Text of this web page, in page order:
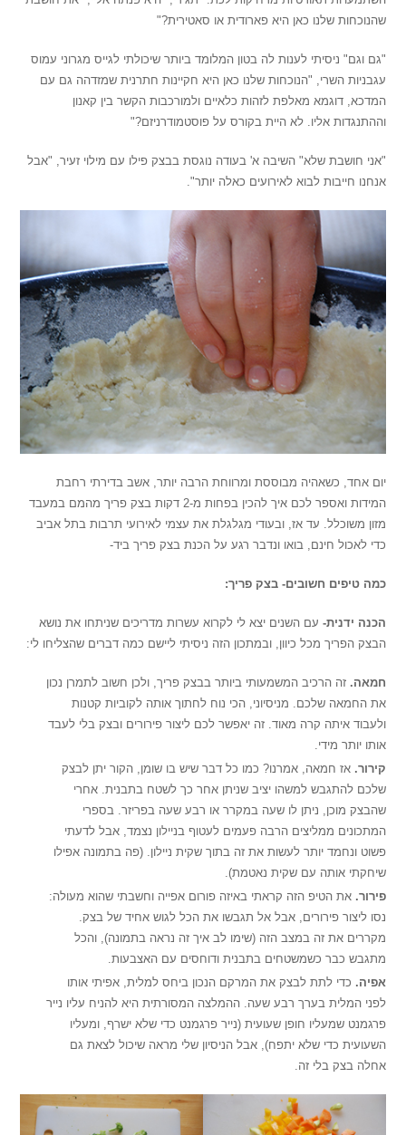
שהנוכחות שלנו כאן היא פארודית או סאטירית?"
"גם וגם" ניסיתי לענות לה בטון המלומד ביותר שיכולתי לגייס מגרוני עמוס
עגבניות השרי, "הנוכחות שלנו כאן היא חקיינות חתרנית שמזדהה גם עם
המדכא, דוגמא מאלפת לזהות כלאיים ולמורכבות הקשר בין קאנון
וההתנגדות אליו. לא היית בקורס על פוסטמודרניזם?"
"אני חושבת שלא" השיבה א' בעודה נוגסת בבצק פילו עם מילוי זעיר, "אבל
אנחנו חייבות לבוא לאירועים כאלה יותר".
יום אחד, כשאהיה מבוססת ומרווחת הרבה יותר, אשב בדירתי רחבת
המידות ואספר לכם איך להכין בפחות מ-2 דקות בצק פריך מהמם במעבד
מזון משוכלל. עד אז, ובעודי מגלגלת את עצמי לאירועי תרבות בתל אביב
כדי לאכול חינם, בואו ונדבר רגע על הכנת בצק פריך ביד-
כמה טיפים חשובים- בצק פריך:
הכנה ידנית- עם השנים יצא לי לקרוא עשרות מדריכים שניתחו את נושא
הבצק הפריך מכל כיוון, ובמתכון הזה ניסיתי ליישם כמה דברים שהצליחו לי:
חמאה.זה הרכיב המשמעותי ביותר בבצק פריך, ולכן חשוב לתמרן נכון
את החמאה שלכם. מניסיוני, הכי נוח לחתוך אותה לקוביות קטנות
ולעבוד איתה קרה מאוד. זה יאפשר לכם ליצור פירורים ובצק בלי לעבד
אותו יותר מידי.
קירור.אז חמאה, אמרנו? כמו כל דבר שיש בו שומן, הקור יתן לבצק
שלכם להתגבש למשהו יציב שניתן אחר כך לשטח בתבנית. אחרי
שהבצק מוכן, ניתן לו שעה במקרר או רבע שעה בפריזר. בספרי
המתכונים ממליצים הרבה פעמים לעטוף בניילון נצמד, אבל לדעתי
פשוט ונחמד יותר לעשות את זה בתוך שקית ניילון. (פה בתמונה אפילו
שיחקתי אותה עם שקית נאטמת).
פירור. את הטיפ הזה קראתי באיזה פורום אפייה וחשבתי שהוא מעולה:
נסו ליצור פירורים, אבל אל תגבשו את הכל לגוש אחיד של בצק.
מקררים את זה במצב הזה (שימו לב איך זה נראה בתמונה), והכל
מתגבש כבר כשמשטחים בתבנית ודוחסים עם האצבעות.
אפיה. כדי לתת לבצק את המרקם הנכון ביחס למלית, אפיתי אותו
לפני המלית בערך רבע שעה. ההמלצה המסורתית היא להניח עליו נייר
פרגמנט שמעליו חופן שעועית (נייר פרגמנט כדי שלא ישרף, ומעליו
השעועית כדי שלא יתפח), אבל הניסיון שלי מראה שיכול לצאת גם
אחלה בצק בלי זה.